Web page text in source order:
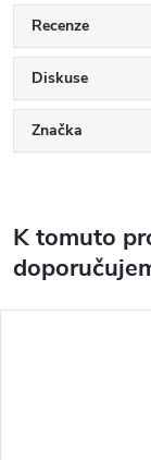
Recenze
Diskuse
Značka
K tomuto